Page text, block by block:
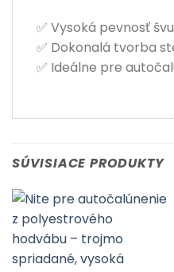
✅ Vysoká pevnosť švu
✅ Dokonalá tvorba
✅ Ideálne pre
SÚVISIACE PRODUKTY